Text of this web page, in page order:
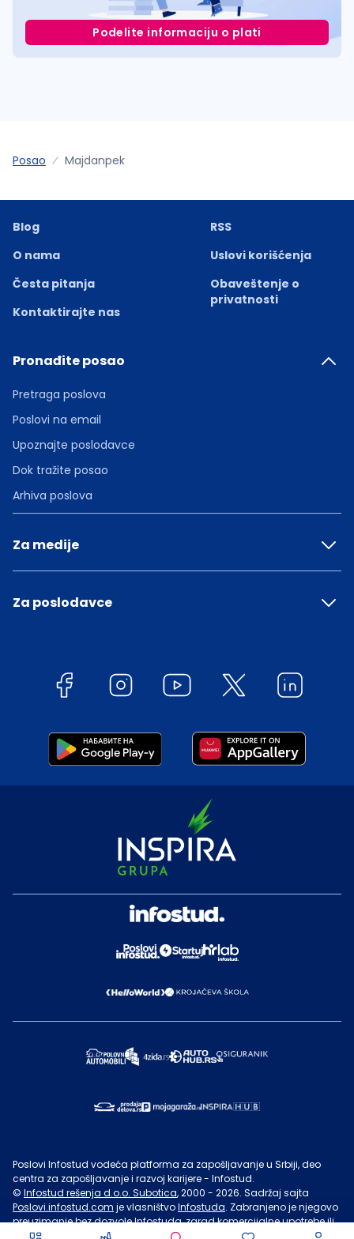
Podelite informaciju o plati
Posao Majdanpek
Blog
O nama
Česta pitanja
Kontaktirajte nas
RSS
Uslovi korišćenja
Obaveštenje o
privatnosti
Pronađite posao
Pretraga poslova
Poslovi na email
Upoznajte poslodavce
Dok tražite posao
Arhiva poslova
Za medije
Za poslodavce
Poslovi Infostud vodeća platforma za zapošljavanje u Srbiji, deo
centra za zapošljavanje i razvoj karijere - Infostud.
© Infostud rešenja d.o.o. Subotica, 2000 - 2026. Sadržaj sajta
Poslovi.infostud.com je vlasništvoInfostuda. Zabranjeno je njegovo
preuzimanje bez dozvoleInfostuda, zarad komercijalne upotrebe ili
u druge svrhe, osim za lične potrebe posetilaca sajta.